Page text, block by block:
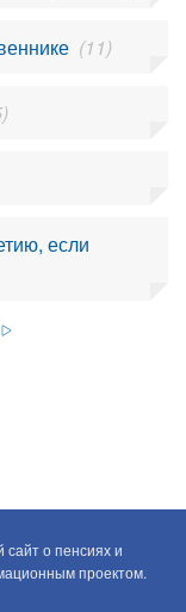
(11)
если
о пенсиях и
проектом.